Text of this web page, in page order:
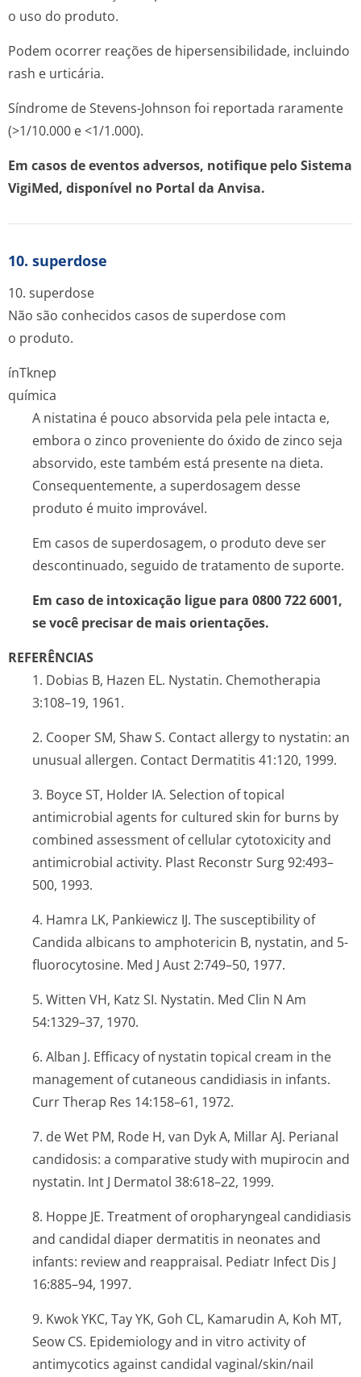
o uso do produto.
Podem ocorrer reações de hipersensibilidade, incluindo
rash e urticária.
Síndrome de Stevens-Johnson foi reportada raramente
(>1/10.000 e <1/1.000).
Em casos de eventos adversos, notifique pelo Sistema
VigiMed, disponível no Portal da Anvisa.
10. superdose
10. superdose
Não são conhecidos casos de superdose com
o produto.
ínTknep
química
A nistatina é pouco absorvida pela pele intacta e,
embora o zinco proveniente do óxido de zinco seja
absorvido, este também está presente na dieta.
Consequentemente, a superdosagem desse
produto é muito improvável.
Em casos de superdosagem, o produto deve ser
descontinuado, seguido de tratamento de suporte.
Em caso de intoxicação ligue para 0800 722 6001,
se você precisar de mais orientações.
REFERÊNCIAS
1. Dobias B, Hazen EL. Nystatin. Chemotherapia
3:108–19, 1961.
2. Cooper SM, Shaw S. Contact allergy to nystatin: an
unusual allergen. Contact Dermatitis 41:120, 1999.
3. Boyce ST, Holder IA. Selection of topical
antimicrobial agents for cultured skin for burns by
combined assessment of cellular cytotoxicity and
antimicrobial activity. Plast Reconstr Surg92:493–
500, 1993.
4. Hamra LK, Pankiewicz IJ. The susceptibility of
Candida albicans to amphotericin B, nystatin, and 5-
fluorocytosine. Med J Aust2:749–50, 1977.
5. Witten VH, Katz SI. Nystatin. Med Clin N Am
54:1329–37, 1970.
6. Alban J. Efficacy of nystatin topical cream in the
management of cutaneous candidiasis in infants.
Curr Therap Res 14:158–61, 1972.
7. de Wet PM, Rode H, van Dyk A, Millar AJ. Perianal
candidosis: a comparative study with mupirocin and
nystatin. Int J Dermatol 38:618–22, 1999.
8. Hoppe JE. Treatment of oropharyngeal candidiasis
and candidal diaper dermatitis in neonates and
infants: review and reappraisal. Pediatr Infect Dis J
16:885–94, 1997.
9. Kwok YKC, Tay YK, Goh CL, Kamarudin A, Koh MT,
Seow CS. Epidemiology and in vitro activity of
antimycotics against candidal vaginal/skin/nail